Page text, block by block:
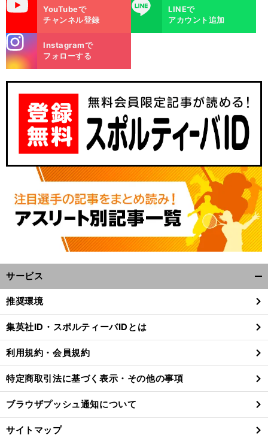
、
い
」
前
へ
YouTubeで
チャンネル登録
LINE
LINEで
アカウント追加
m
Instagramで
フォローする
サービス
閉
る
推奨環境
集英社ID・スポルティーバIDとは
利用規約・会員規約
特定商取引法に基づく表示・その他の事項
ブラウザプッシュ通知について
サイトマップ